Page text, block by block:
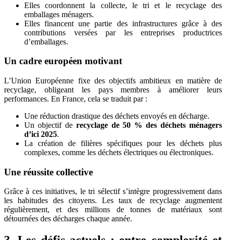
Elles coordonnent la collecte, le tri et le recyclage des
emballages ménagers.
Elles financent une partie des infrastructures grâce à des
contributions versées par les entreprises productrices
d’emballages.
Un cadre européen motivant
L’Union Européenne fixe des objectifs ambitieux en matière de
recyclage, obligeant les pays membres à améliorer leurs
performances. En France, cela se traduit par :
Une réduction drastique des déchets envoyés en décharge.
Un objectif de recyclage de 50 % des déchets ménagers
d’ici 2025.
La création de filières spécifiques pour les déchets plus
complexes, comme les déchets électriques ou électroniques.
Une réussite collective
Grâce à ces initiatives, le tri sélectif s’intègre progressivement dans
les habitudes des citoyens. Les taux de recyclage augmentent
régulièrement, et des millions de tonnes de matériaux sont
détournées des décharges chaque année.